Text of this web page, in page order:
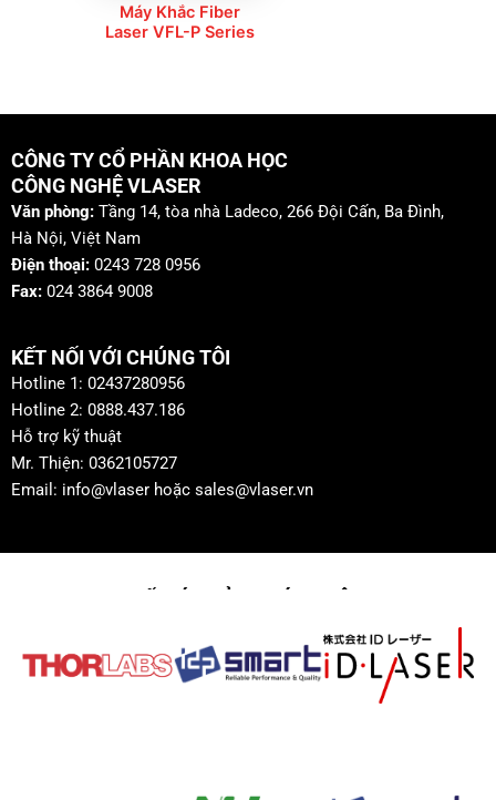
Máy Khắc Fiber
Laser VFL-P Series
CÔNG TY CỔ PHẦN KHOA HỌC
CÔNG NGHỆ VLASER
Văn phòng: Tầng 14, tòa nhà Ladeco, 266 Đội Cấn, Ba Đình,
Hà Nội, Việt Nam
Điện thoại: 0243 728 0956
Fax: 024 3864 9008
KẾT NỐI VỚI CHÚNG TÔI
Hotline 1: 02437280956
Hotline 2: 0888.437.186
Hỗ trợ kỹ thuật
Mr. Thiện: 0362105727
Email: info@vlaser hoặc sales@vlaser.vn